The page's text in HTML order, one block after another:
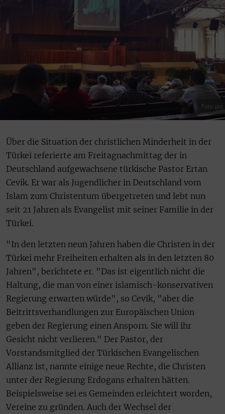
Foto: pro
Über die Situation der christlichen Minderheit in der
Türkei referierte am Freitagnachmittag der in
Deutschland aufgewachsene türkische Pastor Ertan
Cevik. Er war als Jugendlicher in Deutschland vom
Islam zum Christentum übergetreten und lebt nun
seit 21 Jahren als Evangelist mit seiner Familie in der
Türkei.
"In den letzten neun Jahren haben die Christen in der
Türkei mehr Freiheiten erhalten als in den letzten 80
Jahren", berichtete er. "Das ist eigentlich nicht die
Haltung, die man von einer islamisch-konservativen
Regierung erwarten würde", so Cevik, "aber die
Beitrittsverhandlungen zur Europäischen Union
geben der Regierung einen Ansporn. Sie will ihr
Gesicht nicht verlieren." Der Pastor, der
Vorstandsmitglied der Türkischen Evangelischen
Allianz ist, nannte einige neue Rechte, die Christen
unter der Regierung Erdogans erhalten hätten.
Beispielsweise sei es Gemeinden erleichtert worden,
Vereine zu gründen. Auch der Wechsel der